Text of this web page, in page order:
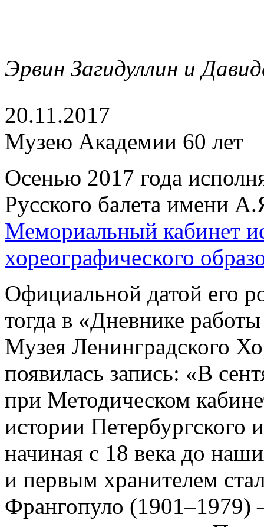
Эрвин Загидуллин и
20.11.2017
Музею Академии 60 лет
Осенью 2017 года
Русского балета имени
Мемориальный кабинет
хореографического
Официальной датой его
тогда в «Дневнике
Музея Ленинградского
появилась запись: «В
при Методическом
истории Петербургского
начиная с 18 века до
и первым хранителем
Франгопуло (1901–1979)